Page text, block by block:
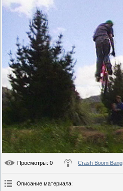
Просмотры: 0 Crash Boom Bang
Описание материала: